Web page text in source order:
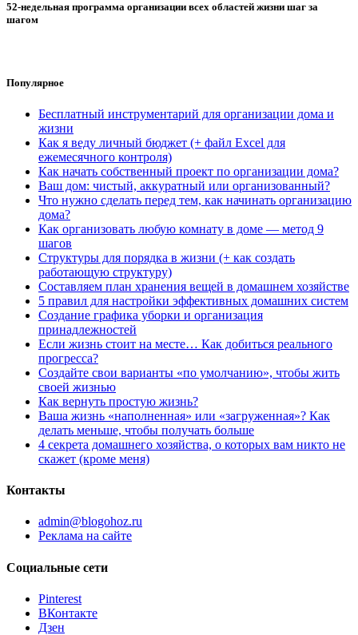
52-недельная программа организации всех областей жизни шаг за
шагом
Популярное
Бесплатный инструментарий для организации дома и
жизни
Как я веду личный бюджет (+ файл Excel для
ежемесячного контроля)
Как начать собственный проект по организации дома?
Ваш дом: чистый, аккуратный или организованный?
Что нужно сделать перед тем, как начинать организацию
дома?
Как организовать любую комнату в доме — метод 9
шагов
Структуры для порядка в жизни (+ как создать
работающую структуру)
Составляем план хранения вещей в домашнем хозяйстве
5 правил для настройки эффективных домашних систем
Создание графика уборки и организация
принадлежностей
Если жизнь стоит на месте… Как добиться реального
прогресса?
Создайте свои варианты «по умолчанию», чтобы жить
своей жизнью
Как вернуть простую жизнь?
Ваша жизнь «наполненная» или «загруженная»? Как
делать меньше, чтобы получать больше
4 секрета домашнего хозяйства, о которых вам никто не
скажет (кроме меня)
Контакты
admin@blogohoz.ru
Реклама на сайте
Социальные сети
Pinterest
ВКонтакте
Дзен